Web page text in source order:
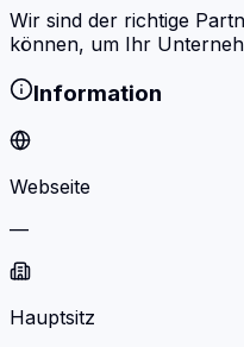
Wir sind der richtige
können, um Ihr
Information
Webseite
—
Hauptsitz